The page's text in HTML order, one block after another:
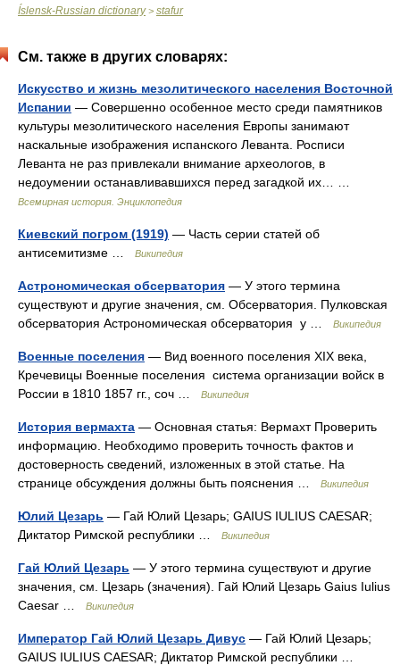
Íslensk-Russian dictionary> stafur
См. также в других словарях:
Искусство и жизнь мезолитического населения Восточной
Испании — Совершенно особенное место среди памятников
культуры мезолитического населения Европы занимают
наскальные изображения испанского Леванта. Росписи
Леванта не раз привлекали внимание археологов, в
недоумении останавливавшихся перед загадкой их… …
Всемирная история. Энциклопедия
Киевский погром (1919) — Часть серии статей об
антисемитизме …
Википедия
Астрономическая обсерватория — У этого термина
существуют и другие значения, см. Обсерватория. Пулковская
обсерватория Астрономическая обсерватория у …
Википедия
Военные поселения — Вид военного поселения XIX века,
Кречевицы Военные поселения система организации войск в
России в 1810 1857 гг., соч …
Википедия
История вермахта — Основная статья: Вермахт Проверить
информацию. Необходимо проверить точность фактов и
достоверность сведений, изложенных в этой статье. На
странице обсуждения должны быть пояснения …
Википедия
Юлий Цезарь — Гай Юлий Цезарь; GAIUS IULIUS CAESAR;
Диктатор Римской республики …
Википедия
Гай Юлий Цезарь — У этого термина существуют и другие
значения, см. Цезарь (значения). Гай Юлий Цезарь Gaius Iulius
Caesar …
Википедия
Император Гай Юлий Цезарь Дивус — Гай Юлий Цезарь;
GAIUS IULIUS CAESAR; Диктатор Римской республики …